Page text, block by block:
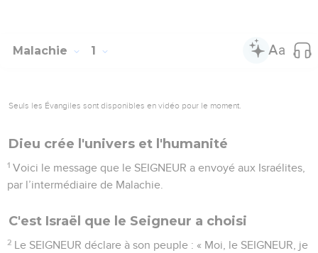
Malachie 1
Seuls les Évangiles sont disponibles en vidéo pour le moment.
Dieu crée l'univers et l'humanité
1 Voici le message que le SEIGNEUR a envoyé aux Israélites,
par l’intermédiaire de Malachie.
C'est Israël que le Seigneur a choisi
2 Le SEIGNEUR déclare à son peuple : « Moi, le SEIGNEUR, je